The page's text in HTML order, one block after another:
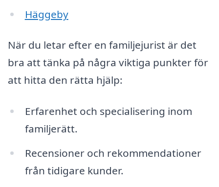
Häggeby
När du letar efter en familjejurist är det
bra att tänka på några viktiga punkter för
att hitta den rätta hjälp:
Erfarenhet och specialisering inom
familjerätt.
Recensioner och rekommendationer
från tidigare kunder.